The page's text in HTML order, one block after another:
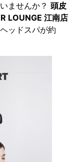
ませんか？ 頭皮
LOUNGE 江南店
ッドスパが約